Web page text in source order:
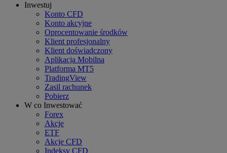
Inwestuj
Konto CFD
Konto akcyjne
Oprocentowanie środków
Klient profesjonalny
Klient doświadczony
Aplikacja Mobilna
Platforma MT5
TradingView
Zasil rachunek
Pobierz
W co Inwestować
Forex
Akcje
ETF
Akcje CFD
Indeksy CFD